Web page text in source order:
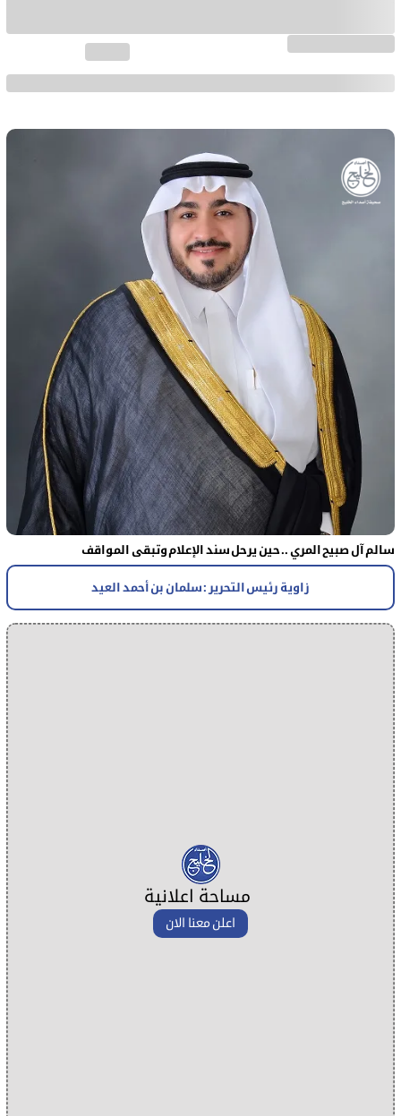
سالم آل صبيح المري .. حين يرحل سند الإعلام وتبقى المواقف
زاوية رئيس التحرير : سلمان بن أحمد العيد
مساحة اعلانية
اعلن معنا الان